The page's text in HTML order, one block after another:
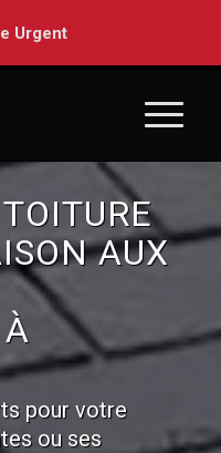
Urgent
AUX
pour votre
ou ses